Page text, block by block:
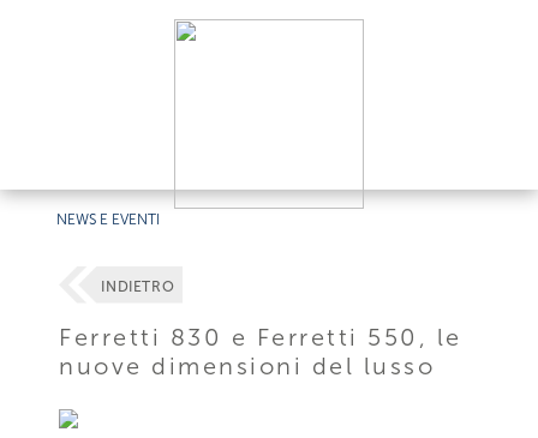
NEWS E EVENTI
INDIETRO
Ferretti 830 e Ferretti 550, le
nuove dimensioni del lusso